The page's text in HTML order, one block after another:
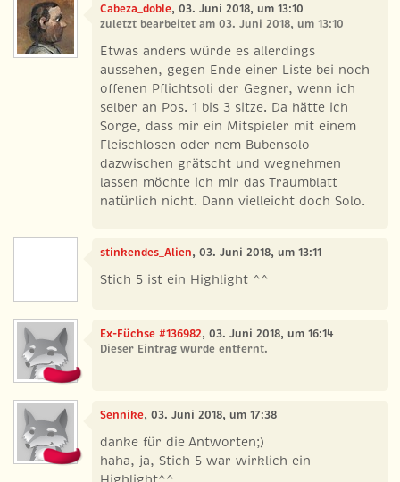
Cabeza_doble, 03. Juni 2018, um 13:10
zuletzt bearbeitet am 03. Juni 2018, um 13:10
Etwas anders würde es allerdings
aussehen, gegen Ende einer Liste bei noch
offenen Pflichtsoli der Gegner, wenn ich
selber an Pos. 1 bis 3 sitze. Da hätte ich
Sorge, dass mir ein Mitspieler mit einem
Fleischlosen oder nem Bubensolo
dazwischen grätscht und wegnehmen
lassen möchte ich mir das Traumblatt
natürlich nicht. Dann vielleicht doch Solo.
stinkendes_Alien, 03. Juni 2018, um 13:11
Stich 5 ist ein Highlight ^^
Ex-Füchse #136982, 03. Juni 2018, um 16:14
Dieser Eintrag wurde entfernt.
Sennike, 03. Juni 2018, um 17:38
danke für die Antworten;)
haha, ja, Stich 5 war wirklich ein